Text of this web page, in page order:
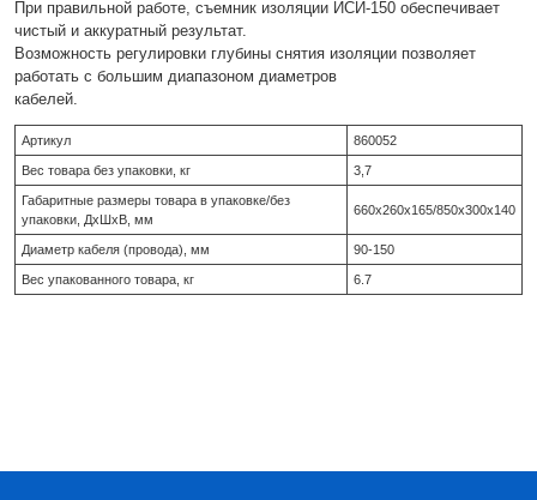
При правильной работе, съемник изоляции ИСИ-150 обеспечивает
чистый и аккуратный результат.
Возможность регулировки глубины снятия изоляции позволяет
работать с большим диапазоном диаметров
кабелей.
Артикул 860052
Вес товара без упаковки, кг 3,7
Габаритные размеры товара в упаковке/без
упаковки, ДхШхВ, мм
660х260х165/850х300х140
Диаметр кабеля (провода), мм 90-150
Вес упакованного товара, кг 6.7